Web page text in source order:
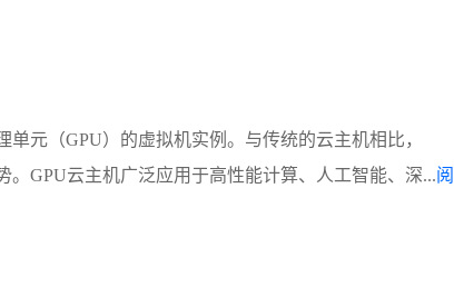
元（GPU）的虚拟机实例。与传统的云主机相比，
GPU云主机广泛应用于高性能计算、人工智能、深...阅